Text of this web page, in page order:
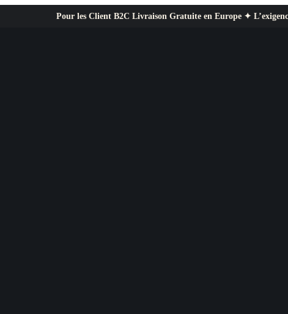
Pour les Client B2C Livraison Gratuite en Europe ✦ L’exigence